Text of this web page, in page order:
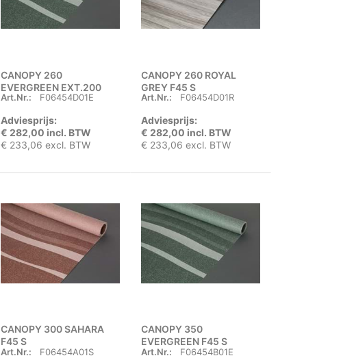
CANOPY 260
EVERGREEN EXT.200
F45 S
Art.Nr.: F06454D01E
Adviesprijs:
€ 282,00 incl. BTW
€ 233,06 excl. BTW
CANOPY 260 ROYAL
GREY F45 S
Art.Nr.: F06454D01R
Adviesprijs:
€ 282,00 incl. BTW
€ 233,06 excl. BTW
CANOPY 300 SAHARA
F45 S
Art.Nr.: F06454A01S
CANOPY 350
EVERGREEN F45 S
Art.Nr.: F06454B01E